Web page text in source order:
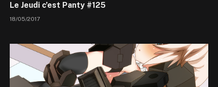
Le Jeudi c’est Panty #125
18/05/2017